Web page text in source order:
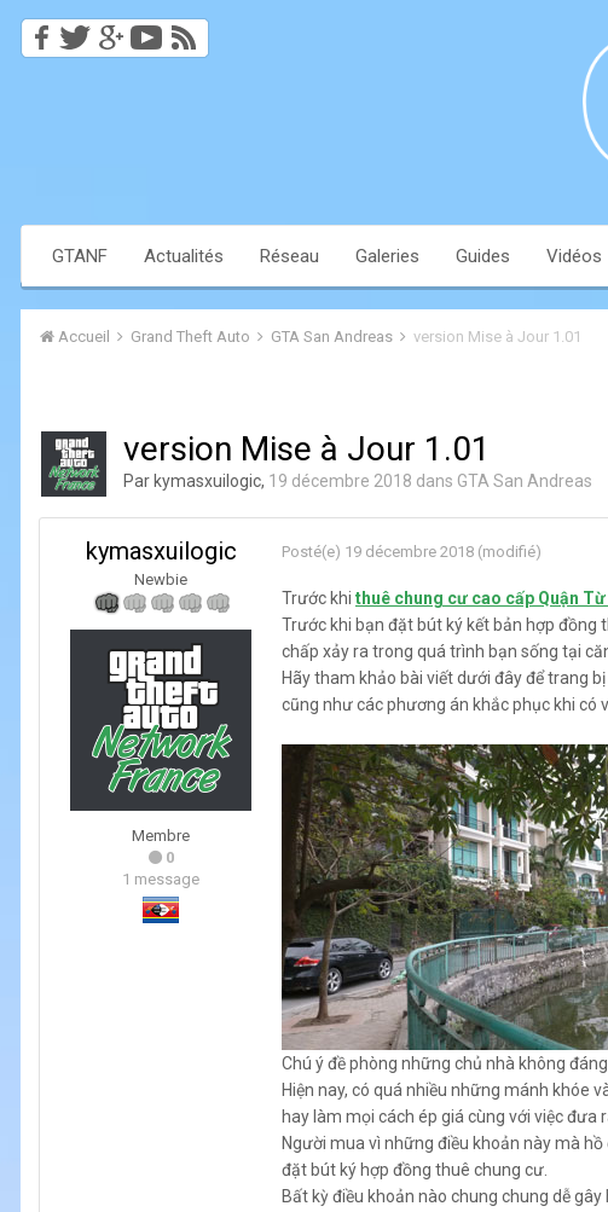
GTANF Actualités Réseau Galeries Guides Vidéos
Accueil Grand Theft Auto GTA San Andreas version Mise à Jour 1.01
version Mise à Jour 1.01
Par kymasxuilogic, 19 décembre 2018 dans GTA San Andreas
kymasxuilogic
Newbie
Membre
0
1 message
Posté(e) 19 décembre 2018 (modifié)
Trước khi thuê chung cư cao cấp Quận
Trước khi bạn đặt bút ký kết bản hợp đồng
chấp xảy ra trong quá trình bạn sống tại
Hãy tham khảo bài viết dưới đây để trang
cũng như các phương án khắc phục khi có
Chú ý đề phòng những chủ nhà không
Hiện nay, có quá nhiều những mánh khóe
hay làm mọi cách ép giá cùng với việc
Người mua vì những điều khoản này mà
đặt bút ký hợp đồng thuê chung cư.
Bất kỳ điều khoản nào chung chung dễ